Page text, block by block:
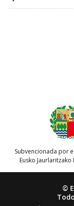
Subvencionada por
Eusko
©